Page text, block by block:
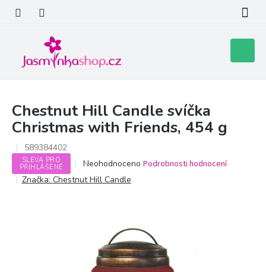
obsah
košík
Chestnut Hill Candle svíčka
Christmas with Friends, 454 g
589384402
SLEVA PRO
PŘIHLÁŠENÉ
Průměrné
hodnocení
produktu
hvězdiček.
Neohodnoceno Podrobnosti hodnocení
Značka: Chestnut Hill Candle